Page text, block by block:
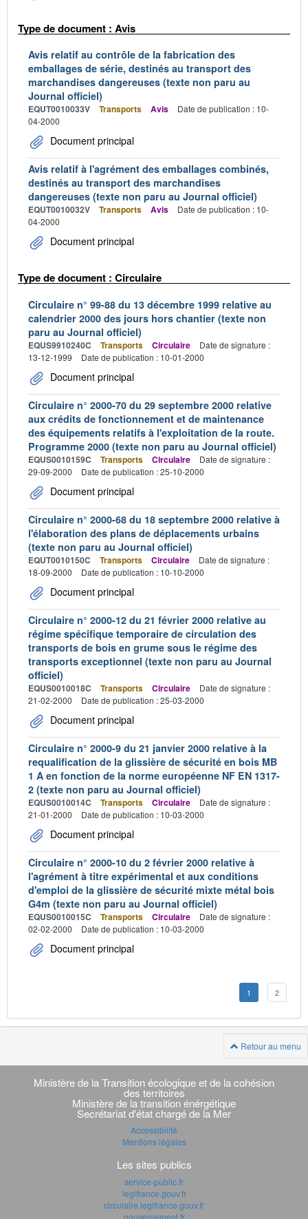
Type de document : Avis
Avis relatif au contrôle de la fabrication des
emballages de série, destinés au transport des
marchandises dangereuses (texte non paru au
Journal officiel)
EQUT0010033V Transports Avis
Date de publication : 10-
04-2000
Document principal
Avis relatif à l'agrément des emballages combinés,
destinés au transport des marchandises
dangereuses (texte non paru au Journal officiel)
EQUT0010032V Transports Avis
Date de publication : 10-
04-2000
Document principal
Type de document : Circulaire
Circulaire n° 99-88 du 13 décembre 1999 relative au
calendrier 2000 des jours hors chantier (texte non
paru au Journal officiel)
EQUS9910240C Transports Circulaire
Date de signature :
13-12-1999
Date de publication : 10-01-2000
Document principal
Circulaire n° 2000-70 du 29 septembre 2000 relative
aux crédits de fonctionnement et de maintenance
des équipements relatifs à l'exploitation de la route.
Programme 2000 (texte non paru au Journal officiel)
EQUS0010159C Transports Circulaire
Date de signature :
29-09-2000
Date de publication : 25-10-2000
Document principal
Circulaire n° 2000-68 du 18 septembre 2000 relative à
l'élaboration des plans de déplacements urbains
(texte non paru au Journal officiel)
EQUT0010150C Transports Circulaire
Date de signature :
18-09-2000
Date de publication : 10-10-2000
Document principal
Circulaire n° 2000-12 du 21 février 2000 relative au
régime spécifique temporaire de circulation des
transports de bois en grume sous le régime des
transports exceptionnel (texte non paru au Journal
officiel)
EQUS0010018C Transports Circulaire
Date de signature :
21-02-2000
Date de publication : 25-03-2000
Document principal
Circulaire n° 2000-9 du 21 janvier 2000 relative à la
requalification de la glissière de sécurité en bois MB
1 A en fonction de la norme européenne NF EN 1317-
2 (texte non paru au Journal officiel)
EQUS0010014C Transports Circulaire
Date de signature :
21-01-2000
Date de publication : 10-03-2000
Document principal
Circulaire n° 2000-10 du 2 février 2000 relative à
l'agrément à titre expérimental et aux conditions
d'emploi de la glissière de sécurité mixte métal bois
G4m (texte non paru au Journal officiel)
EQUS0010015C Transports Circulaire
Date de signature :
02-02-2000
Date de publication : 10-03-2000
Document principal
1 2
Retour au menu
Navigation
transverse
Ministère de la Transition écologique et de la cohésion
des territoires
Ministère de la transition énérgétique
Secrétariat d'état chargé de la Mer
Accessibilité
Mentions légales
Les sites publics
service-public.fr
legifrance.gouv.fr
circulaire.legifrance.gouv.fr
gouvernement.fr